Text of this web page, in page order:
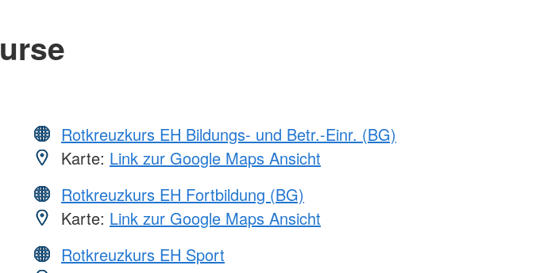
Rotkreuzkurs EH Bildungs- und Betr.-Einr. (BG)
Karte: Link zur Google Maps Ansicht
Rotkreuzkurs EH Fortbildung (BG)
Karte: Link zur Google Maps Ansicht
Rotkreuzkurs EH Sport